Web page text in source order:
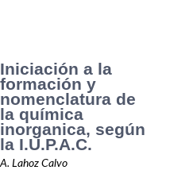
Iniciación a la
formación y
nomenclatura de
la química
inorganica, según
la I.U.P.A.C.
A. Lahoz Calvo